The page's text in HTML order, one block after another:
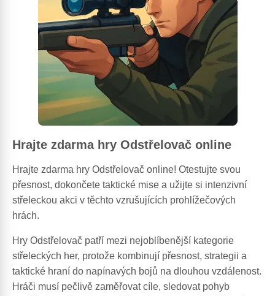
Hrajte zdarma hry Odstřelovač online
Hrajte zdarma hry Odstřelovač online! Otestujte svou
přesnost, dokončete taktické mise a užijte si intenzivní
střeleckou akci v těchto vzrušujících prohlížečových
hrách.
Hry Odstřelovač patří mezi nejoblíbenější kategorie
střeleckých her, protože kombinují přesnost, strategii a
taktické hraní do napínavých bojů na dlouhou vzdálenost.
Hráči musí pečlivě zaměřovat cíle, sledovat pohyb